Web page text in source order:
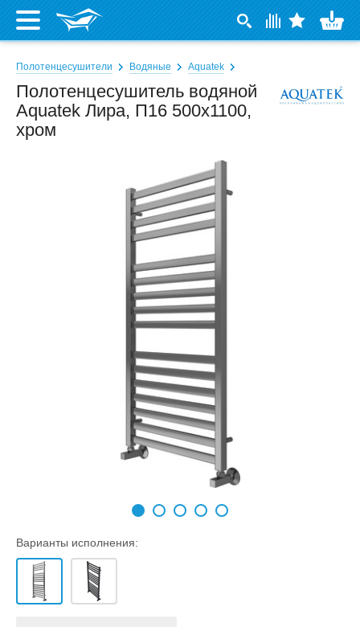
Полотенцесушители Водяные Aquatek
Полотенцесушитель водяной
Aquatek Лира, П16 500x1100,
хром
Варианты исполнения: